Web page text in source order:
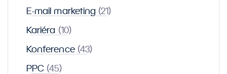
E-mail marketing (21)
Kariéra (10)
Konference (43)
PPC (45)